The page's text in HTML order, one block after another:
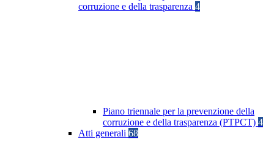
corruzione e della trasparenza 4
Piano triennale per la prevenzione della
corruzione e della trasparenza (PTPCT) 4
Atti generali 68